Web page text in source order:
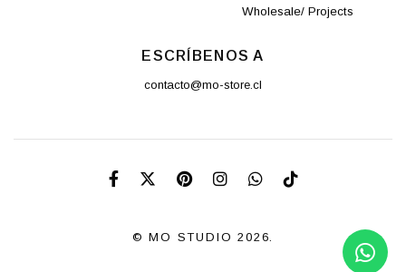
Wholesale/ Projects
ESCRÍBENOS A
contacto@mo-store.cl
© MO STUDIO 2026.